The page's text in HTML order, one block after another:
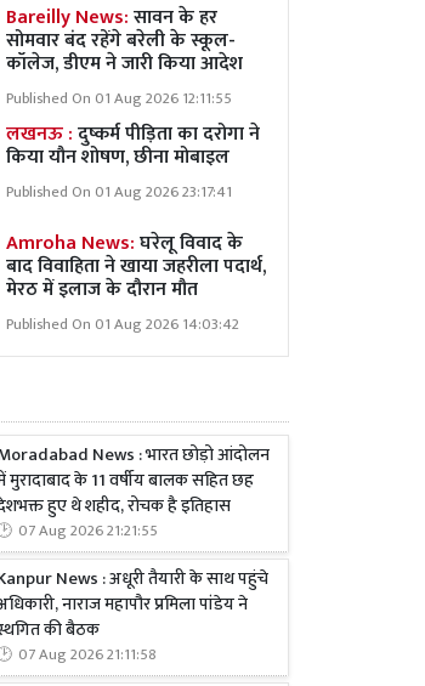
Bareilly News:सावन के हर
सोमवार बंद रहेंगे बरेली के स्कूल-
कॉलेज, डीएम ने जारी किया आदेश
Published On 01 Aug 2026 12:11:55
लखनऊ :दुष्कर्म पीड़िता का दरोगा ने
किया यौन शोषण, छीना मोबाइल
Published On 01 Aug 2026 23:17:41
Amroha News:घरेलू विवाद के
बाद विवाहिता ने खाया जहरीला पदार्थ,
मेरठ में इलाज के दौरान मौत
Published On 01 Aug 2026 14:03:42
News : भारत छोड़ो आंदोलन
मुरादाबाद के 11 वर्षीय बालक सहित छह
हुए थे शहीद, रोचक है इतिहास
07 Aug 2026 21:21:55
News : अधूरी तैयारी के साथ पहुंचे
नाराज महापौर प्रमिला पांडेय ने
की बैठक
07 Aug 2026 21:11:58